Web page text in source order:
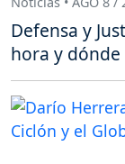
Defensa y
hora y